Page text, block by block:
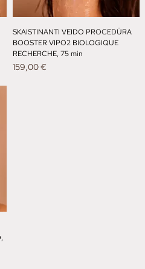
SKAISTINANTI VEIDO PROCEDŪRA
BOOSTER VIPO2 BIOLOGIQUE
RECHERCHE, 75 min
Kaina
159,00 €